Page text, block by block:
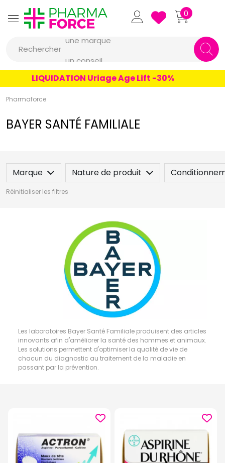
Pharmaforce Grande
0
Rechercher
une marque
un produit
une marque
LIQUIDATION Uriage Age Lift -30%
Pharmaforce
BAYER SANTÉ FAMILIALE
Marque Nature de produit
Réinitialiser les filtres
Les laboratoires Bayer Santé Familiale produisent des articles
innovants afin d'améliorer la santé des hommes et animaux.
Les solutions permettent d'optimiser la qualité de vie de
chacun du diagnostic au traitement de la maladie en
passant par la prévention.